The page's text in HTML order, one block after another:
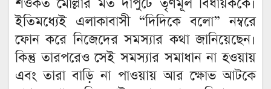
শওকত মোল্লার মত দাপুটে তৃণমূল বিধায়ককে।
ইতিমধ্যেই এলাকাবাসী “দিদিকে বলো” নম্বরে
ফোন করে নিজেদের সমস্যার কথা জানিয়েছেন।
কিন্তু তারপরেও সেই সমস্যার সমাধান না হওয়ায়
এবং তারা বাড়ি না পাওয়ায় আর ক্ষোভ আটকে